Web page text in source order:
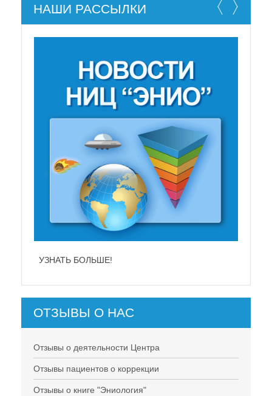
НАШИ РАССЫЛКИ
УЗНАТЬ БОЛЬШЕ!
ОТЗЫВЫ О НАС
Отзывы о деятельности Центра
Отзывы пациентов о коррекции
Отзывы о книге "Эниология"